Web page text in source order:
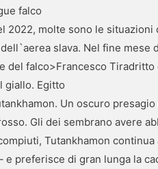
falco
2022, molte sono le
slava. Nel fine
del falco>Francesco
giallo. Egitto
Un oscuro
Gli dei sembrano avere
Tutankhamon
e preferisce di gran lunga la